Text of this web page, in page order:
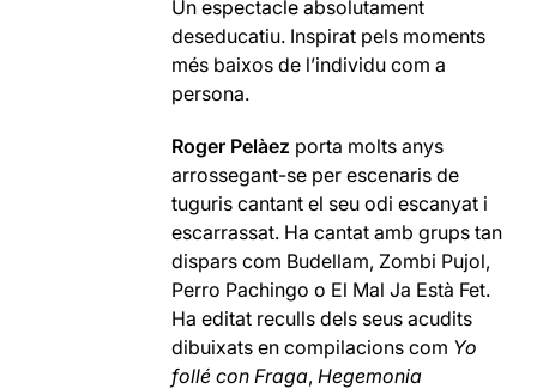
Un espectacle absolutament
deseducatiu. Inspirat pels moments
més baixos de l’individu com a
persona.
Roger Pelàez porta molts anys
arrossegant-se per escenaris de
tuguris cantant el seu odi escanyat i
escarrassat. Ha cantat amb grups tan
dispars com Budellam, Zombi Pujol,
Perro Pachingo o El Mal Ja Està Fet.
Ha editat reculls dels seus acudits
dibuixats en compilacions com Yo
follé con Fraga,Hegemonia